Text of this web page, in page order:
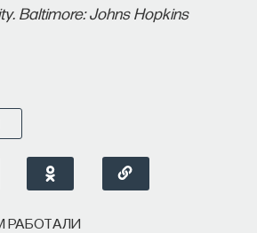
Baltimore: Johns Hopkins
РАБОТАЛИ